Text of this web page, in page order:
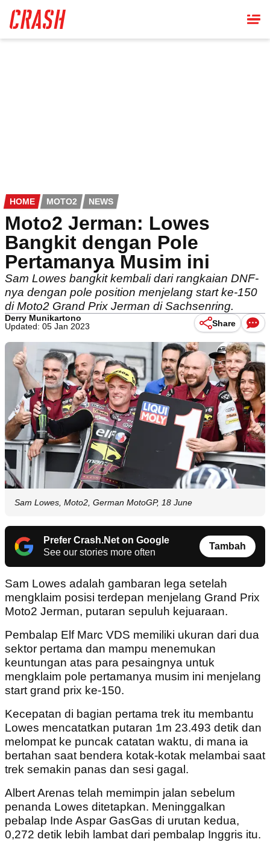
main
content
HOME MOTO2 NEWS
Moto2 Jerman: Lowes
Bangkit dengan Pole
Pertamanya Musim ini
Sam Lowes bangkit kembali dari rangkaian DNF-
nya dengan pole position menjelang start ke-150
di Moto2 Grand Prix Jerman di Sachsenring.
Derry Munikartono
Updated: 05 Jan 2023
Share
Sam Lowes, Moto2, German MotoGP, 18 June
Prefer Crash.Net on Google
See our stories more often
Tambah
Sam Lowes adalah gambaran lega setelah
mengklaim posisi terdepan menjelang Grand Prix
Moto2 Jerman, putaran sepuluh kejuaraan.
Pembalap Elf Marc VDS memiliki ukuran dari dua
sektor pertama dan mampu menemukan
keuntungan atas para pesaingnya untuk
mengklaim pole pertamanya musim ini menjelang
start grand prix ke-150.
Kecepatan di bagian pertama trek itu membantu
Lowes mencatatkan putaran 1m 23.493 detik dan
melompat ke puncak catatan waktu, di mana ia
bertahan saat bendera kotak-kotak melambai saat
trek semakin panas dan sesi gagal.
Albert Arenas telah memimpin jalan sebelum
penanda Lowes ditetapkan. Meninggalkan
pebalap Inde Aspar GasGas di urutan kedua,
0,272 detik lebih lambat dari pembalap Inggris itu.